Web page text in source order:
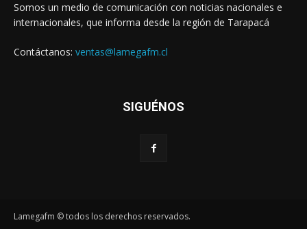
Somos un medio de comunicación con noticias nacionales e
internacionales, que informa desde la región de Tarapacá
Contáctanos: ventas@lamegafm.cl
SIGUÉNOS
Lamegafm © todos los derechos reservados.